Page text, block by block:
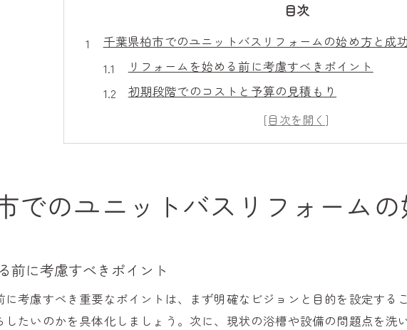
目次
千葉県柏市でのユニットバスリフォームの始め方と成
リフォームを始める前に考慮すべきポイント
初期段階でのコストと予算の見積もり
地元のリフォーム業者との連携の重要性
適切なリフォームプランの立て方
理想のユニットバスを選ぶためのリフォーム計画作成
デザイン性と機能性のバランスを取る方法
未来を見据えたリフォーム計画の重要性
家族のニーズに応じたユニットバスの選び方
でのユニットバスリフォーム
前に考慮すべきポイント
に考慮すべき重要なポイントは、まず明確なビジョンと目的を設定す
したいのかを具体化しましょう。次に、現状の浴槽や設備の問題点を